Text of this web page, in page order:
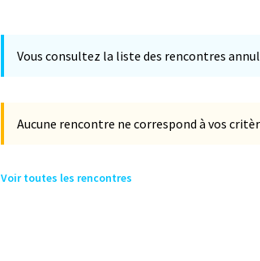
Vous consultez la liste des rencontres
Aucune rencontre ne correspond à vos
Voir toutes les rencontres